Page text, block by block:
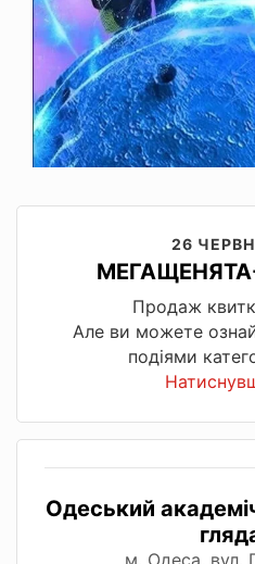
26
Продаж
Але ви можете
подіями
Одеський
м. Одеса, вул.